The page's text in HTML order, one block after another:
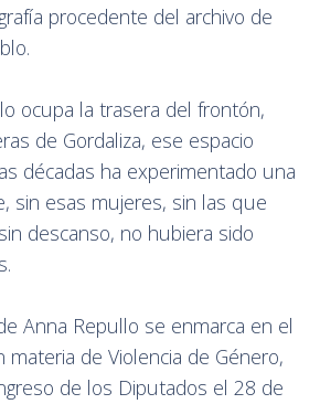
procedente del archivo de
ocupa la trasera del frontón,
de Gordaliza, ese espacio
décadas ha experimentado una
sin esas mujeres, sin las que
descanso, no hubiera sido
Anna Repullo se enmarca en el
materia de Violencia de Género,
de los Diputados el 28 de